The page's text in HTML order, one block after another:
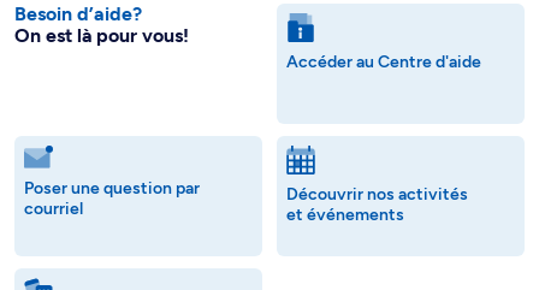
Besoin d’aide?
On est là pour vous!
Accéder au Centre d'aide
Poser une question par
courriel
Découvrir nos activités
et événements